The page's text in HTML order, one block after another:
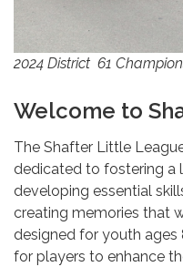
2024 District 61
Welcome to
The Shafter Little
dedicated to fostering a
developing essential
creating memories that
designed for youth
for players to enhance